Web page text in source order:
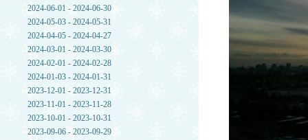
2024-06-01 - 2024-06-30
2024-05-03 - 2024-05-31
2024-04-05 - 2024-04-27
2024-03-01 - 2024-03-30
2024-02-01 - 2024-02-28
2024-01-03 - 2024-01-31
2023-12-01 - 2023-12-31
2023-11-01 - 2023-11-28
2023-10-01 - 2023-10-31
2023-09-06 - 2023-09-29